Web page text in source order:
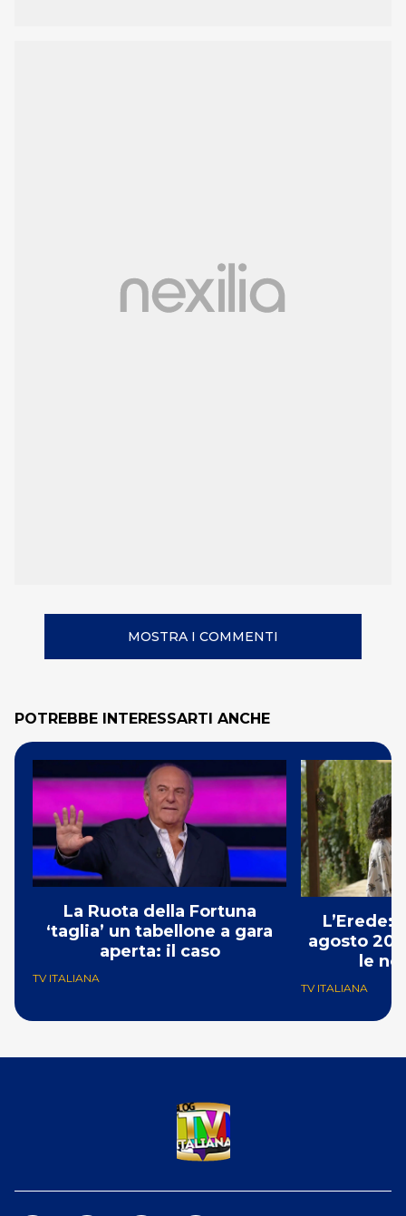
MOSTRA I COMMENTI
POTREBBE INTERESSARTI ANCHE
La Ruota della Fortuna
‘taglia’ un tabellone a gara
aperta: il caso
TV ITALIANA
L’Erede:
agosto
le
TV ITALIANA